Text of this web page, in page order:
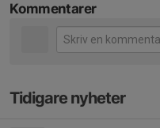
Kommentarer
Tidigare nyheter